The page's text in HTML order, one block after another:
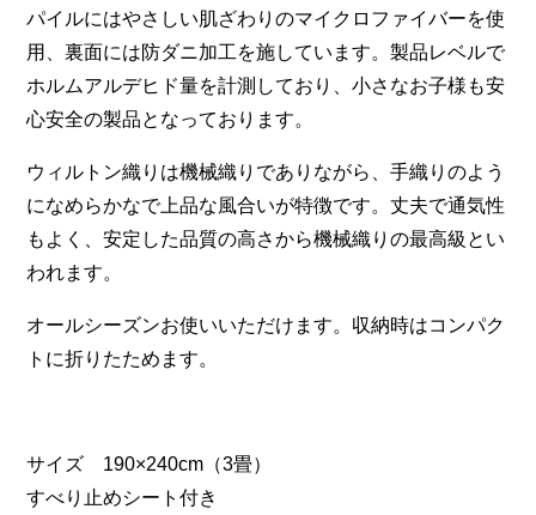
パイルにはやさしい肌ざわりのマイクロファイバーを使
用、裏面には防ダニ加工を施しています。製品レベルで
ホルムアルデヒド量を計測しており、小さなお子様も安
心安全の製品となっております。
ウィルトン織りは機械織りでありながら、手織りのよう
になめらかなで上品な風合いが特徴です。丈夫で通気性
もよく、安定した品質の高さから機械織りの最高級とい
われます。
オールシーズンお使いいただけます。収納時はコンパク
トに折りたためます。
サイズ 190×240cm（3畳）
すべり止めシート付き